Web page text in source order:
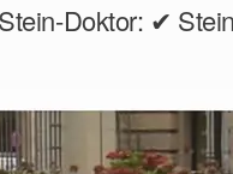
Doktor: ✔